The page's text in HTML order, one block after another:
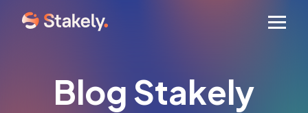
Blog Stakely